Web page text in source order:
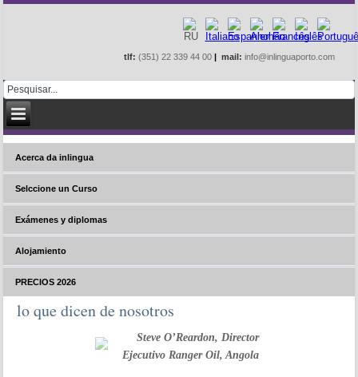
tlf: (351) 22 339 44 00 | mail: info@inlinguaporto.com
Acerca da inlingua
Selccione un Curso
Exámenes y diplomas
Alojamiento
PRECIOS 2026
lo que dicen de nosotros
Steve O’Reardon, Director
Ejecutivo Ranger Oil, Angola